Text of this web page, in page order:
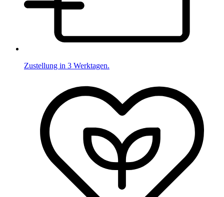
Zustellung in 3 Werktagen.